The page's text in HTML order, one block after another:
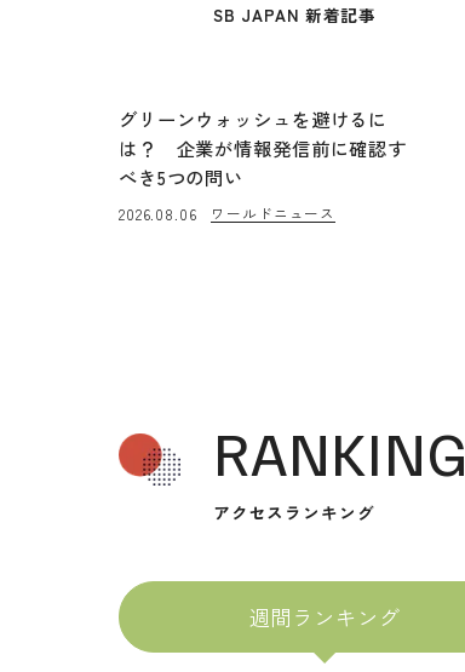
SB JAPAN 新着記事
グリーンウォッシュを避けるに
は？ 企業が情報発信前に確認す
べき5つの問い
2026.08.06 ワールドニュース
RANKING
アクセスランキング
週間ランキング